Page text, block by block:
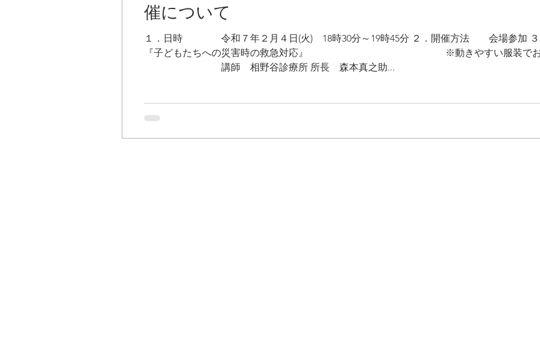
催について
１．日時 令和７年２月４日(火) 18時30分～19時45分 ２．開催方法 会場
『子どもたちへの災害時の救急対応』 ※動きやすい服装でお越
講師 相野谷診療所 所長 森本真之助...